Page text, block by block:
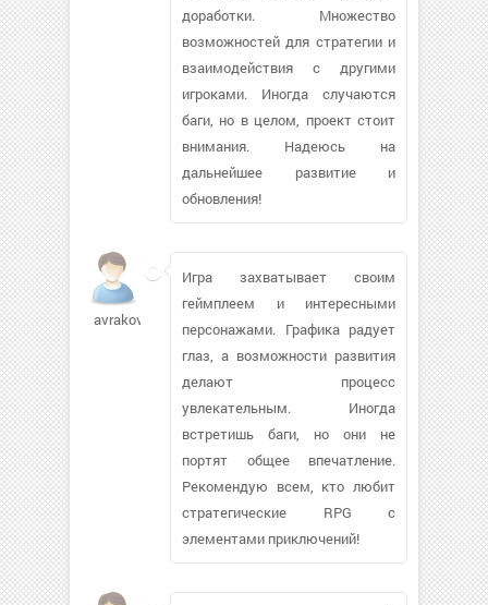
доработки. Множество
возможностей для стратегии и
взаимодействия с другими
игроками. Иногда случаются
баги, но в целом, проект стоит
внимания. Надеюсь на
дальнейшее развитие и
обновления!
avrakov78
Игра захватывает своим
геймплеем и интересными
персонажами. Графика радует
глаз, а возможности развития
делают процесс
увлекательным. Иногда
встретишь баги, но они не
портят общее впечатление.
Рекомендую всем, кто любит
стратегические RPG с
элементами приключений!